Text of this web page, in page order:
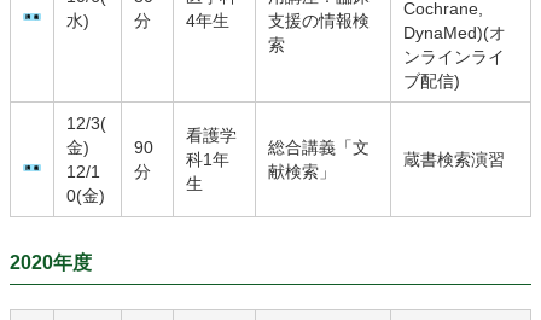
水)
分
4年生
支援の情報検
索
Cochrane,
DynaMed)(オ
ンラインライ
ブ配信)
12/3(
金)
12/1
0(金)
90
分
看護学
科1年
生
総合講義「文
献検索」
蔵書検索演習
2020年度